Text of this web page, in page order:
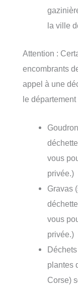
la ville
Attention :
encombrants
appel à une
le département
vous
privée.)
Gravas
vous
privée.)
plantes
Corse)